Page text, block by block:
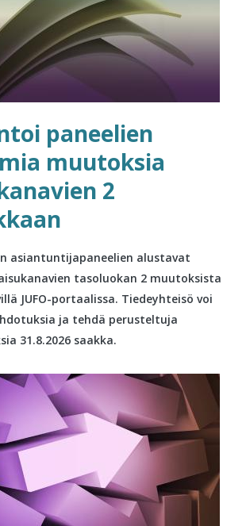
paneelien
muutoksia
2
asiantuntijapaneelien alustavat
tasoluokan 2 muutoksista
JUFO-portaalissa. Tiedeyhteisö voi
ja tehdä perusteltuja
31.8.2026 saakka.